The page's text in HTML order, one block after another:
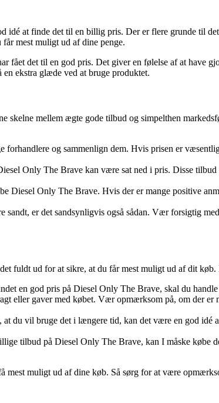
at finde det til en billig pris. Der er flere grunde til
mest muligt ud af dine penge.
fået det til en god pris. Det giver en følelse af at have
ekstra glæde ved at bruge produktet.
skelne mellem ægte gode tilbud og simpelthen
og sammenlign dem. Hvis prisen er
Only The Brave kan være sat ned i pris. Disse
Diesel Only The Brave. Hvis der er mange positive
er det sandsynligvis også sådan. Vær forsigtig
fuldt ud for at sikre, at du får mest muligt ud af dit
en god pris på Diesel Only The Brave, skal du
eller gaver med købet. Vær opmærksom på, om der er
vil bruge det i længere tid, kan det være en god idé
tilbud på Diesel Only The Brave, kan I måske købe
muligt ud af dine køb. Så sørg for at være